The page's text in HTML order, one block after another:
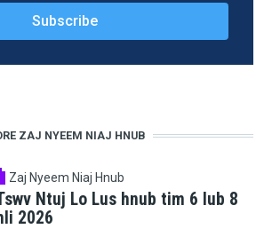
ZAJ NYEEM NIAJ HNUB
Zaj Nyeem Niaj Hnub
Ntuj Lo Lus hnub tim 6 lub 8
2026